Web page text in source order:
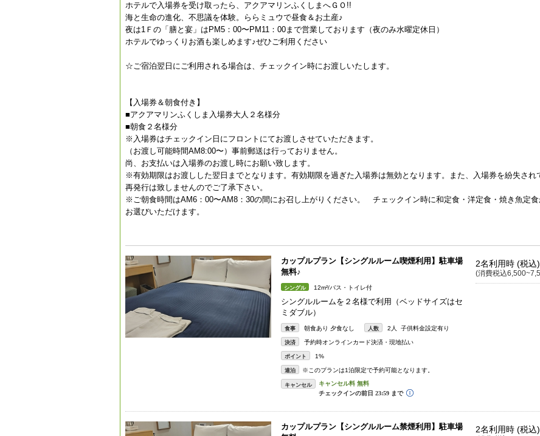
ホテルで入場券を受け取ったら、アクアマリンふくしまへＧＯ!!
海と生命の進化、不思議を体験。ららミュウで昼食＆お土産♪
夜は1Ｆの「膳と宴」はPM5：00〜PM11：00まで営業しております（夜のみ水曜定休日）
ホテルでゆっくりお酒も楽しめます♪ぜひご利用ください
☆ご宿泊翌日にご利用される場合は、チェックイン時にお渡しいたします。
【入場券＆朝食付き】
■アクアマリンふくしま入場券大人２名様分
■朝食２名様分
※入場券はチェックイン日にフロントにてお渡しさせていただきます。
（お渡し可能時間AM8:00〜）事前郵送は行っておりません。
尚、お支払いは入場券のお渡し時にお願い致します。
※有効期限はお渡しした翌日までとなります。有効期限を過ぎた入場券は無効となります。また、入場券を紛失され
再発行は致しませんのでご了承下さい。
※ご朝食時間はAM6：00〜AM8：30の間にお召し上がりください。 チェックイン時に和定食・洋定食・焼き魚定食
お選びいただけます。
カップルプラン【シングルルーム喫煙利用】駐車場
無料♪
シングル 12m²/バス・トイレ付
シングルルームを２名様で利用（ベッドサイズはセ
ミダブル）
食事 朝食あり 夕食なし 人数 2人 子供料金設定有り
決済 予約時オンラインカード決済・現地払い
ポイント 1%
連泊 ※このプランは1泊限定で予約可能となります。
キャンセル
2名利用時 (税込)
(消費税込
カップルプラン【シングルルーム禁煙利用】駐車場
2名利用時 (税込)